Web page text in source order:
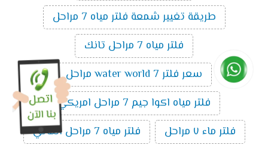
طريقة تغيير شمعة فلتر مياه 7 مراحل
فلتر مياه 7 مراحل تانك
سعر فلتر water world 7 مراحل
فلتر مياه اكوا جيم 7 مراحل امريكي
فلتر ماء ٧ مراحل
فلتر مياه 7 مراحل الماني